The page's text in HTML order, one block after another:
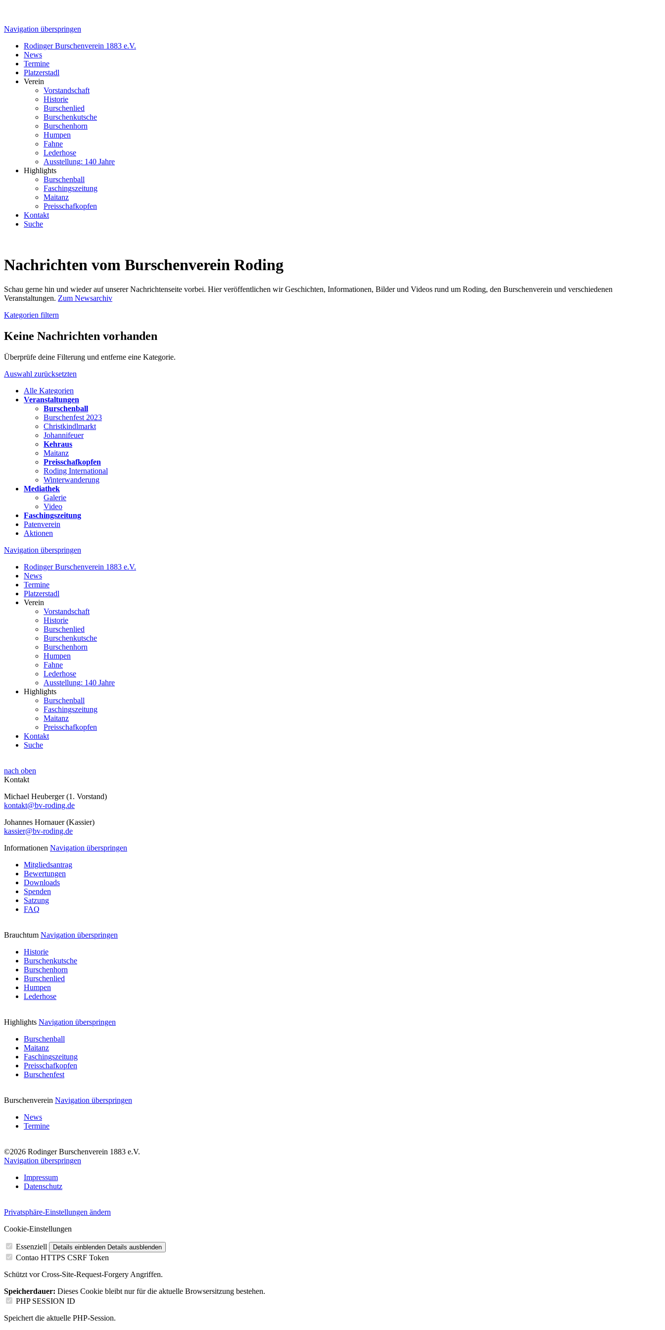
Navigation überspringen
Rodinger Burschenverein 1883 e.V.
News
Termine
Platzerstadl
Verein
Vorstandschaft
Historie
Burschenlied
Burschenkutsche
Burschenhorn
Humpen
Fahne
Lederhose
Ausstellung: 140 Jahre
Highlights
Burschenball
Faschingszeitung
Maitanz
Preisschafkopfen
Kontakt
Suche
Nachrichten vom Burschenverein Roding
Schau gerne hin und wieder auf unserer Nachrichtenseite vorbei. Hier veröffentlichen wir Geschichten, Informationen, Bilder und Videos rund um Roding, den Burschenverein und verschiedenen
Veranstaltungen. Zum Newsarchiv
Kategorien filtern
Keine Nachrichten vorhanden
Überprüfe deine Filterung und entferne eine Kategorie.
Auswahl zurücksetzten
Alle Kategorien
Veranstaltungen
Burschenball
Burschenfest 2023
Christkindlmarkt
Johannifeuer
Kehraus
Maitanz
Preisschafkopfen
Roding International
Winterwanderung
Mediathek
Galerie
Video
Faschingszeitung
Patenverein
Aktionen
Navigation überspringen
Rodinger Burschenverein 1883 e.V.
News
Termine
Platzerstadl
Verein
Vorstandschaft
Historie
Burschenlied
Burschenkutsche
Burschenhorn
Humpen
Fahne
Lederhose
Ausstellung: 140 Jahre
Highlights
Burschenball
Faschingszeitung
Maitanz
Preisschafkopfen
Kontakt
Suche
nach oben
Kontakt
Michael Heuberger (1. Vorstand)
kontakt@bv-roding.de
Johannes Hornauer (Kassier)
kassier@bv-roding.de
Informationen Navigation überspringen
Mitgliedsantrag
Bewertungen
Downloads
Spenden
Satzung
FAQ
Brauchtum Navigation überspringen
Historie
Burschenkutsche
Burschenhorn
Burschenlied
Humpen
Lederhose
Highlights Navigation überspringen
Burschenball
Maitanz
Faschingszeitung
Preisschafkopfen
Burschenfest
Burschenverein Navigation überspringen
News
Termine
©2026 Rodinger Burschenverein 1883 e.V.
Navigation überspringen
Impressum
Datenschutz
Privatsphäre-Einstellungen ändern
Cookie-Einstellungen
Essenziell Details einblenden Details ausblenden
Contao HTTPS CSRF Token
Schützt vor Cross-Site-Request-Forgery Angriffen.
Speicherdauer: Dieses Cookie bleibt nur für die aktuelle Browsersitzung bestehen.
PHP SESSION ID
Speichert die aktuelle PHP-Session.